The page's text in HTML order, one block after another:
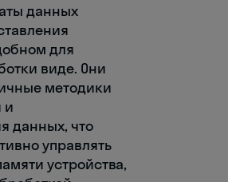
данных
для
виде. Они
методики
и
данных, что
управлять
устройства,